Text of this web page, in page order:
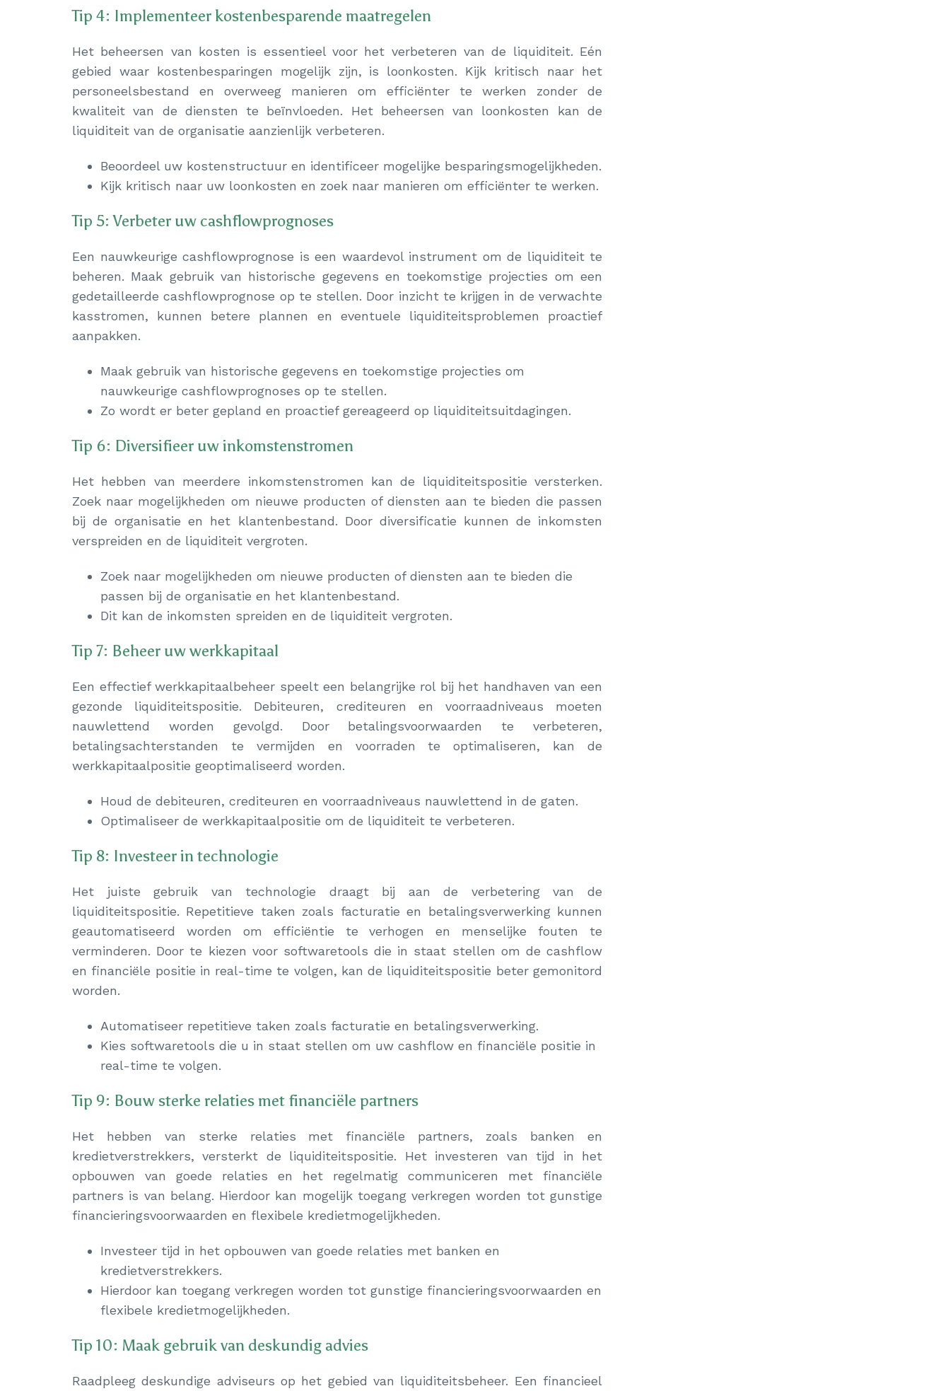
Tip 4: Implementeer kostenbesparende maatregelen
Het beheersen van kosten is essentieel voor het verbeteren van de liquiditeit. Eén
gebied waar kostenbesparingen mogelijk zijn, is loonkosten. Kijk kritisch naar het
personeelsbestand en overweeg manieren om efficiënter te werken zonder de
kwaliteit van de diensten te beïnvloeden. Het beheersen van loonkosten kan de
liquiditeit van de organisatie aanzienlijk verbeteren.
Beoordeel uw kostenstructuur en identificeer mogelijke besparingsmogelijkheden.
Kijk kritisch naar uw loonkosten en zoek naar manieren om efficiënter te werken.
Tip 5: Verbeter uw cashflowprognoses
Een nauwkeurige cashflowprognose is een waardevol instrument om de liquiditeit te
beheren. Maak gebruik van historische gegevens en toekomstige projecties om een
gedetailleerde cashflowprognose op te stellen. Door inzicht te krijgen in de verwachte
kasstromen, kunnen betere plannen en eventuele liquiditeitsproblemen proactief
aanpakken.
Maak gebruik van historische gegevens en toekomstige projecties om
nauwkeurige cashflowprognoses op te stellen.
Zo wordt er beter gepland en proactief gereageerd op liquiditeitsuitdagingen.
Tip 6: Diversifieer uw inkomstenstromen
Het hebben van meerdere inkomstenstromen kan de liquiditeitspositie versterken.
Zoek naar mogelijkheden om nieuwe producten of diensten aan te bieden die passen
bij de organisatie en het klantenbestand. Door diversificatie kunnen de inkomsten
verspreiden en de liquiditeit vergroten.
Zoek naar mogelijkheden om nieuwe producten of diensten aan te bieden die
passen bij de organisatie en het klantenbestand.
Dit kan de inkomsten spreiden en de liquiditeit vergroten.
Tip 7: Beheer uw werkkapitaal
Een effectief werkkapitaalbeheer speelt een belangrijke rol bij het handhaven van een
gezonde liquiditeitspositie. Debiteuren, crediteuren en voorraadniveaus moeten
nauwlettend worden gevolgd. Door betalingsvoorwaarden te verbeteren,
betalingsachterstanden te vermijden en voorraden te optimaliseren, kan de
werkkapitaalpositie geoptimaliseerd worden.
Houd de debiteuren, crediteuren en voorraadniveaus nauwlettend in de gaten.
Optimaliseer de werkkapitaalpositie om de liquiditeit te verbeteren.
Tip 8: Investeer in technologie
Het juiste gebruik van technologie draagt bij aan de verbetering van de
liquiditeitspositie. Repetitieve taken zoals facturatie en betalingsverwerking kunnen
geautomatiseerd worden om efficiëntie te verhogen en menselijke fouten te
verminderen. Door te kiezen voor softwaretools die in staat stellen om de cashflow
en financiële positie in real-time te volgen, kan de liquiditeitspositie beter gemonitord
worden.
Automatiseer repetitieve taken zoals facturatie en betalingsverwerking.
Kies softwaretools die u in staat stellen om uw cashflow en financiële positie in
real-time te volgen.
Tip 9: Bouw sterke relaties met financiële partners
Het hebben van sterke relaties met financiële partners, zoals banken en
kredietverstrekkers, versterkt de liquiditeitspositie. Het investeren van tijd in het
opbouwen van goede relaties en het regelmatig communiceren met financiële
partners is van belang. Hierdoor kan mogelijk toegang verkregen worden tot gunstige
financieringsvoorwaarden en flexibele kredietmogelijkheden.
Investeer tijd in het opbouwen van goede relaties met banken en
kredietverstrekkers.
Hierdoor kan toegang verkregen worden tot gunstige financieringsvoorwaarden en
flexibele kredietmogelijkheden.
Tip 10: Maak gebruik van deskundig advies
Raadpleeg deskundige adviseurs op het gebied van liquiditeitsbeheer. Een financieel